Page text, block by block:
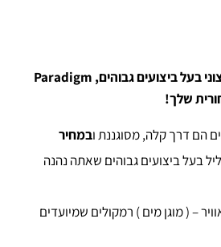
כשמדובר בסאונד חיצוני בעל ביצועים גבוהים, Paradigm
שלך!
במחיר
בעל ביצועים גבוהים שאתה נהנה
– ( מוגן מים ) רמקולים שמיועדים